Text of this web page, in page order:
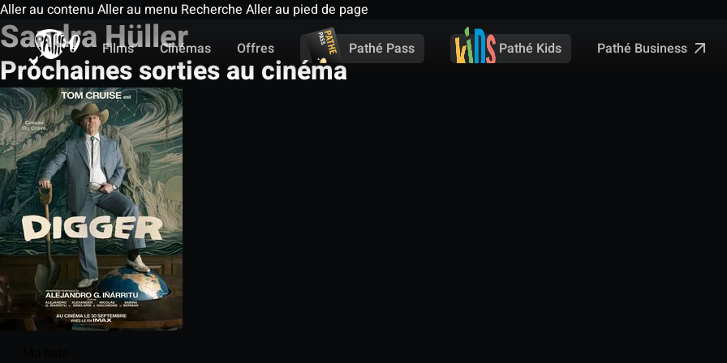
Aller au contenu Aller au menu Recherche Aller au pied de page
Films
Cinémas Offres Pathé Pass Pathé Kids Pathé Business
Sandra Hüller
Prochaines sorties au cinéma